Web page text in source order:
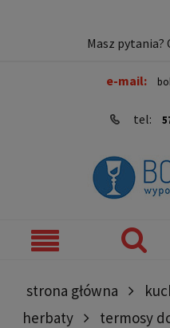
Masz pytania?
e-mail:
tel:
strona główna
herbaty
termosy